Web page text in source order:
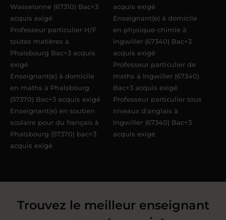
Wasselonne (67310) Bac+3
acquis exigé
Professeur particulier H/F
toutes matières à
Phalsbourg Bac+3 acquis
exigé
Enseignant(e) à domicile
en maths à Phalsbourg
(57370) Bac+3 acquis exigé
Enseignant(e) en soutien
scolaire pour du français à
Phalsbourg (57370) bac+3
acquis exigé
acquis exigé
Enseignant(e) à domicile
en physique-chimie à
Ingwiller (67340) Bac+3
acquis exigé
Professeur particulier de
maths à Ingwiller (67340)
Bac+3 acquis exigé
Professeur particulier tous
niveaux d'anglais à
Ingwiller (67340) Bac+3
acquis exigé
Trouvez le meilleur enseignant